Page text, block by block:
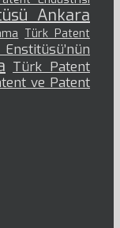
Ankara
Türk Patent
Türk Patent
ve Patent